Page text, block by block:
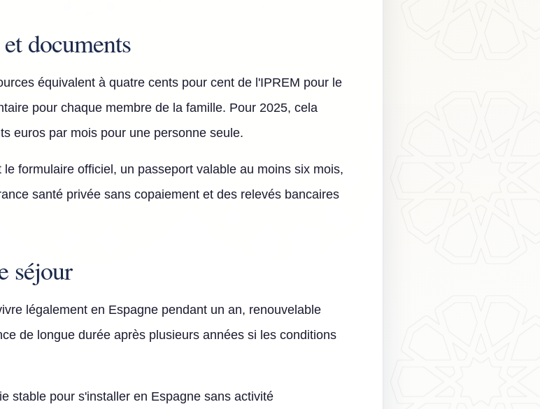
documents
équivalent à quatre cents pour cent de l'IPREM pour le
pour chaque membre de la famille. Pour 2025, cela
euros par mois pour une personne seule.
formulaire officiel, un passeport valable au moins six mois,
santé privée sans copaiement et des relevés bancaires
séjour
légalement en Espagne pendant un an, renouvelable
de longue durée après plusieurs années si les conditions
stable pour s'installer en Espagne sans activité